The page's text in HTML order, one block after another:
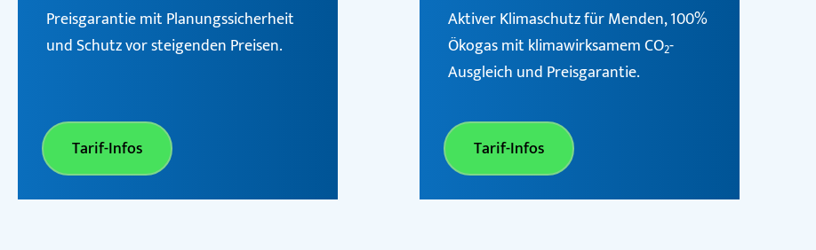
Preisgarantie mit Planungssicherheit
und Schutz vor steigenden Preisen.
Tarif-Infos
Aktiver Klimaschutz für Menden, 100%
Ökogas mit klimawirksamem CO2-
Ausgleich und Preisgarantie.
Tarif-Infos